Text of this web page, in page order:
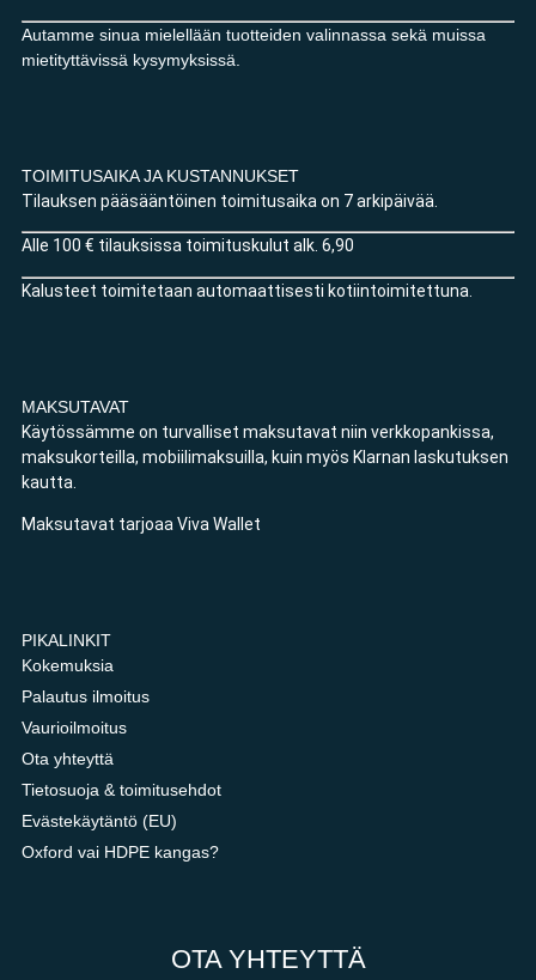
Autamme sinua mielellään tuotteiden valinnassa sekä muissa
mietityttävissä kysymyksissä.
TOIMITUSAIKA JA KUSTANNUKSET
Tilauksen pääsääntöinen toimitusaika on 7 arkipäivää.
Alle 100 € tilauksissa toimituskulut alk. 6,90
Kalusteet toimitetaan automaattisesti kotiintoimitettuna.
MAKSUTAVAT
Käytössämme on turvalliset maksutavat niin verkkopankissa,
maksukorteilla, mobiilimaksuilla, kuin myös Klarnan laskutuksen
kautta.
Maksutavat tarjoaa Viva Wallet
PIKALINKIT
Kokemuksia
Palautus ilmoitus
Vaurioilmoitus
Ota yhteyttä
Tietosuoja & toimitusehdot
Evästekäytäntö (EU)
Oxford vai HDPE kangas?
OTA YHTEYTTÄ